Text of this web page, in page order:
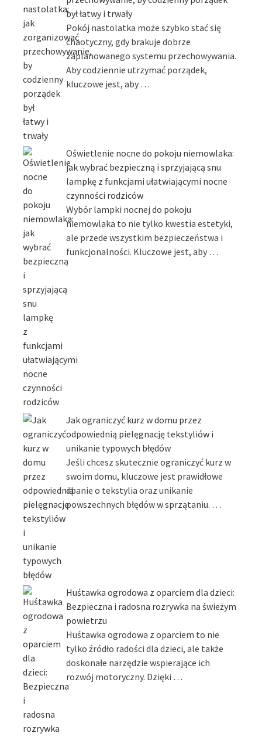
był łatwy i trwały
Pokój nastolatka może szybko stać się
chaotyczny, gdy brakuje dobrze
zaplanowanego systemu przechowywania.
Aby codziennie utrzymać porządek,
kluczowe jest, aby …
Oświetlenie nocne do pokoju niemowlaka:
jak wybrać bezpieczną i sprzyjającą snu
lampkę z funkcjami ułatwiającymi nocne
czynności rodziców
Wybór lampki nocnej do pokoju
niemowlaka to nie tylko kwestia estetyki,
ale przede wszystkim bezpieczeństwa i
funkcjonalności. Kluczowe jest, aby …
Jak ograniczyć kurz w domu przez
odpowiednią pielęgnację tekstyliów i
unikanie typowych błędów
Jeśli chcesz skutecznie ograniczyć kurz w
swoim domu, kluczowe jest prawidłowe
dbanie o tekstylia oraz unikanie
powszechnych błędów w sprzątaniu. …
Huśtawka ogrodowa z oparciem dla dzieci:
Bezpieczna i radosna rozrywka na świeżym
powietrzu
Huśtawka ogrodowa z oparciem to nie
tylko źródło radości dla dzieci, ale także
doskonałe narzędzie wspierające ich
rozwój motoryczny. Dzięki …